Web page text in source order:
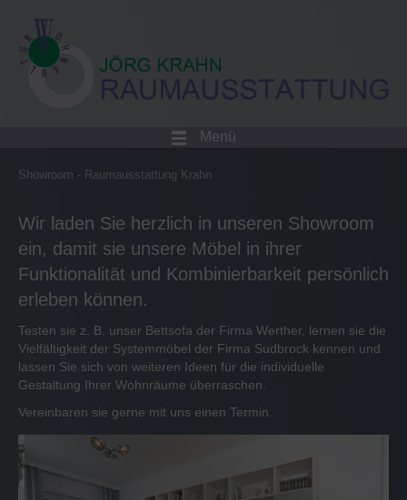
Menü
Showroom - Raumausstattung Krahn
Wir laden Sie herzlich in unseren Showroom
ein, damit sie unsere Möbel in ihrer
Funktionalität und Kombinierbarkeit persönlich
erleben können.
Testen sie z. B. unser Bettsofa der Firma Werther, lernen sie die
Vielfältigkeit der Systemmöbel der Firma Sudbrock kennen und
lassen Sie sich von weiteren Ideen für die individuelle
Gestaltung Ihrer Wohnräume überraschen.
Vereinbaren sie gerne mit uns einen Termin.